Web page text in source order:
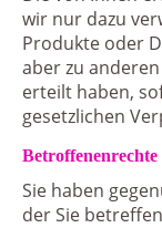
wir nur dazu
Produkte oder
aber zu
erteilt haben,
gesetzlichen
Betroffenenrechte
Sie haben
der Sie